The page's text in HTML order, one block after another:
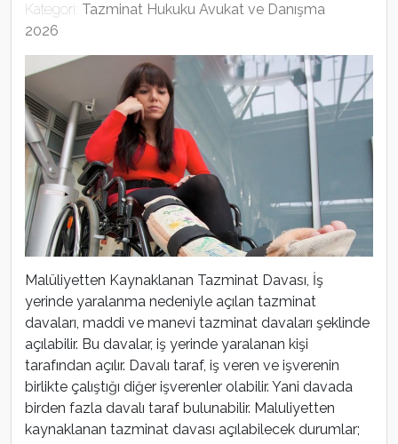
Kategori: Tazminat Hukuku Avukat ve Danışma
2026
Malüliyetten Kaynaklanan Tazminat Davası, İş
yerinde yaralanma nedeniyle açılan tazminat
davaları, maddi ve manevi tazminat davaları şeklinde
açılabilir. Bu davalar, iş yerinde yaralanan kişi
tarafından açılır. Davalı taraf, iş veren ve işverenin
birlikte çalıştığı diğer işverenler olabilir. Yani davada
birden fazla davalı taraf bulunabilir. Maluliyetten
kaynaklanan tazminat davası açılabilecek durumlar;